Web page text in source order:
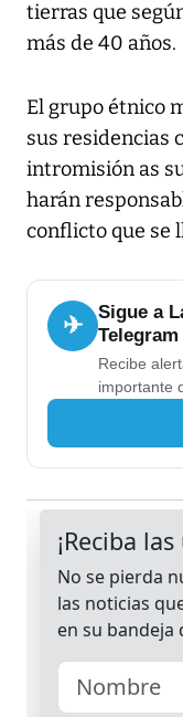
tierras que
más de 40 años.
El grupo étnico
sus residencias
intromisión as
harán
conflicto que se
✈
Sigue a
Telegram
Recibe
importante